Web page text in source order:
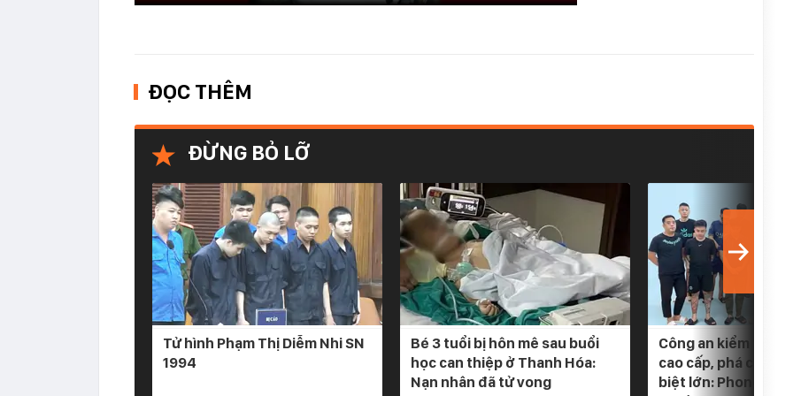
ĐỌC THÊM
ĐỪNG BỎ LỠ
Tử hình Phạm Thị Diễm Nhi SN
1994
Bé 3 tuổi bị hôn mê sau buổi
học can thiệp ở Thanh Hóa:
Nạn nhân đã tử vong
Công an kiểm tra 5
cao cấp, phá
biệt lớn: Phong tỏa